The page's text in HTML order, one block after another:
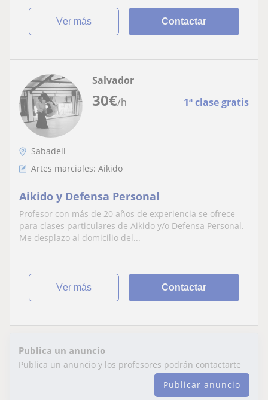
ver más Contactar
30€/h 1ª clase gratis
Salvador
Sabadell
Artes marciales: Aikido
Aikido y Defensa Personal
Profesor con más de 20 años de experiencia se ofrece
para clases particulares de Aikido y/o Defensa Personal.
Me desplazo al domicilio del...
ver más Contactar
Publica un anuncio
Publica un anuncio y los profesores podrán contactarte
Publicar anuncio